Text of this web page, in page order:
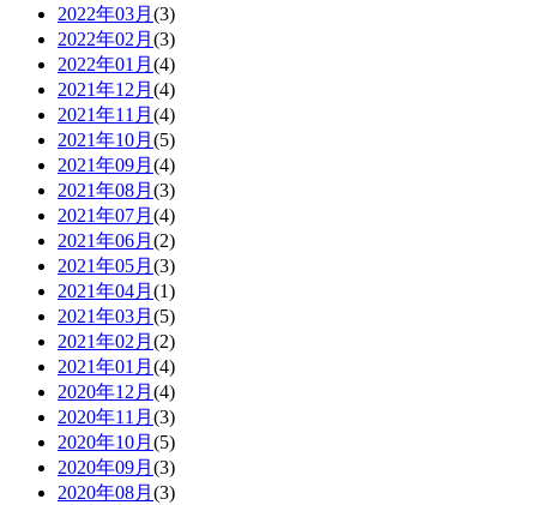
2022年03月 (3)
2022年02月 (3)
2022年01月 (4)
2021年12月 (4)
2021年11月 (4)
2021年10月 (5)
2021年09月 (4)
2021年08月 (3)
2021年07月 (4)
2021年06月 (2)
2021年05月 (3)
2021年04月 (1)
2021年03月 (5)
2021年02月 (2)
2021年01月 (4)
2020年12月 (4)
2020年11月 (3)
2020年10月 (5)
2020年09月 (3)
2020年08月 (3)